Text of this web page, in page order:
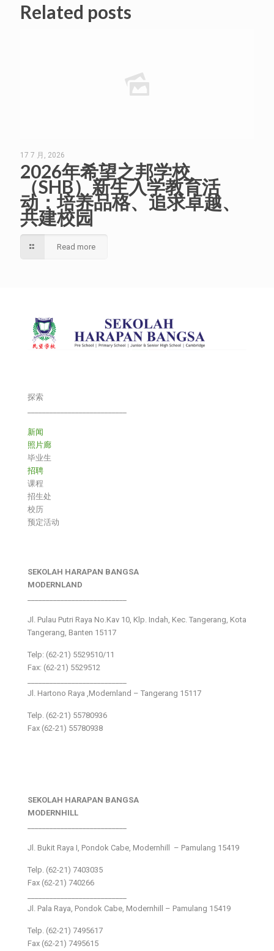
Related posts
17 7 月, 2026
2026年希望之邦学校
（SHB）新生入学教育活
动：培养品格、追求卓越、
共建校园
Read more
探索
新闻
照片廊
毕业生
招聘
课程
招生处
校历
预定活动
SEKOLAH HARAPAN BANGSA
MODERNLAND
Jl. Pulau Putri Raya No.Kav 10, Klp. Indah, Kec. Tangerang, Kota
Tangerang, Banten 15117
Telp: (62-21) 5529510/11
Fax: (62-21) 5529512
Jl. Hartono Raya ,Modernland – Tangerang 15117
Telp. (62-21) 55780936
Fax (62-21) 55780938
SEKOLAH HARAPAN BANGSA
MODERNHILL
Jl. Bukit Raya I, Pondok Cabe, Modernhill – Pamulang 15419
Telp. (62-21) 7403035
Fax (62-21) 740266
Jl. Pala Raya, Pondok Cabe, Modernhill – Pamulang 15419
Telp. (62-21) 7495617
Fax (62-21) 7495615